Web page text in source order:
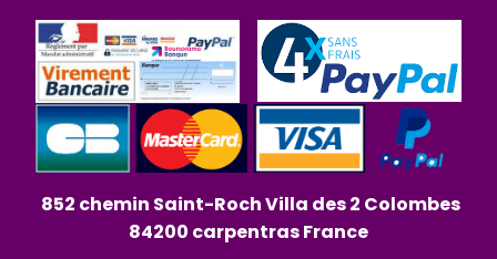
852 chemin Saint-Roch Villa des 2 Colombes
84200 carpentras France